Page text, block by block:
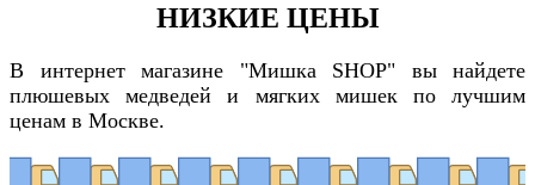
НИЗКИЕ ЦЕНЫ
В интернет магазине "Мишка SHOP" вы найдете
плюшевых медведей и мягких мишек по лучшим
ценам в Москве.